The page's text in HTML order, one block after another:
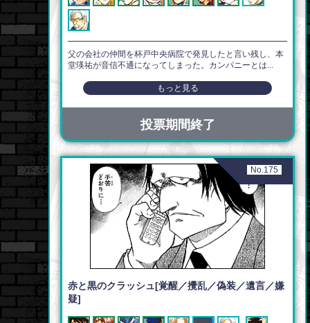
父の会社の仲間を杯戸中央病院で発見したと言い残し、本
堂瑛祐が音信不通になってしまった。カンパニーとは...
もっと見る
投票期間終了
No.175
赤と黒のクラッシュ[覚醒／攪乱／偽装／遺言／嫌
疑]